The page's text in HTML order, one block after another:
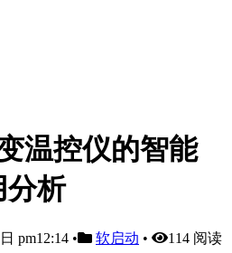
温控仪的智能
分析
pm12:14 • 软启动 • 114 阅读